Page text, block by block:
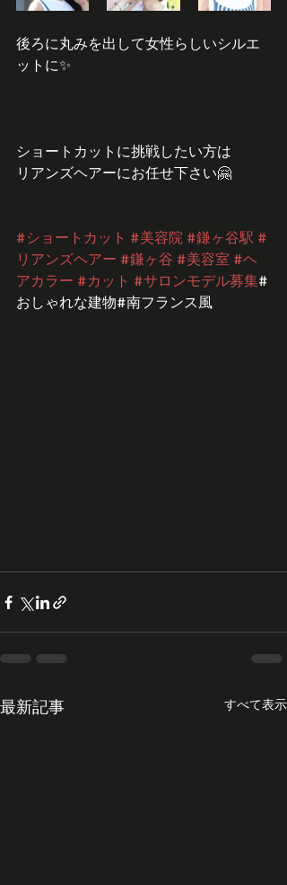
後ろに丸みを出して女性らしいシルエ
ットに✨
ショートカットに挑戦したい方は
リアンズヘアーにお任せ下さい🤗
#ショートカット #美容院 #鎌ヶ谷駅 #
リアンズヘアー #鎌ヶ谷 #美容室 #ヘ
アカラー #カット #サロンモデル募集#
おしゃれな建物#南フランス風
最新記事 すべて表示